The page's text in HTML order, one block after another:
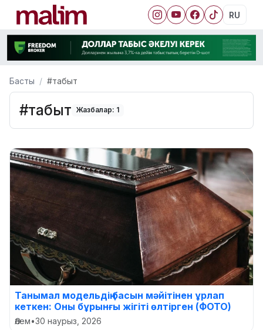
RU
Басты #табыт
#табыт Жазбалар: 1
Танымал модельдің басын мәйітінен ұрлап
кеткен: Оны бұрынғы жігіті өлтірген (ФОТО)
Әлем•30 наурыз, 2026